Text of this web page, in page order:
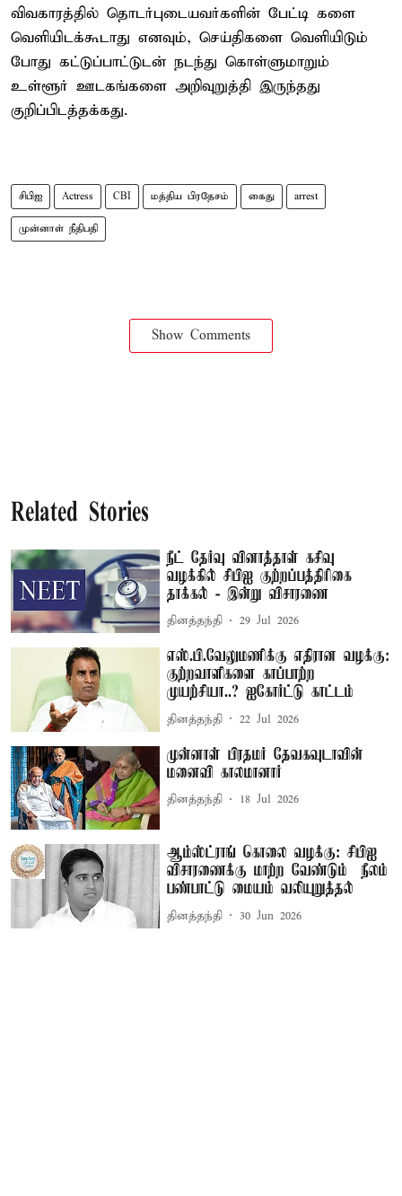
விவகாரத்தில் தொடர்புடையவர்களின் பேட்டி களை
வெளியிடக்கூடாது எனவும், செய்திகளை வெளியிடும்
போது கட்டுப்பாட்டுடன் நடந்து கொள்ளுமாறும்
உள்ளூர் ஊடகங்களை அறிவுறுத்தி இருந்தது
குறிப்பிடத்தக்கது.
சிபிஐ Actress CBI மத்திய பிரதேசம் கைது arrest
முன்னாள் நீதிபதி
Show Comments
Related Stories
நீட் தேர்வு வினாத்தாள் கசிவு
வழக்கில் சிபிஐ குற்றப்பத்திரிகை
தாக்கல் - இன்று விசாரணை
தினத்தந்தி 29 Jul 2026
எஸ்.பி.வேலுமணிக்கு எதிரான வழக்கு:
குற்றவாளிகளை காப்பாற்ற
முயற்சியா..? ஐகோர்ட்டு காட்டம்
தினத்தந்தி 22 Jul 2026
முன்னாள் பிரதமர் தேவகவுடாவின்
மனைவி காலமானார்
தினத்தந்தி 18 Jul 2026
ஆம்ஸ்ட்ராங் கொலை வழக்கு: சிபிஐ
விசாரணைக்கு மாற்ற வேண்டும் – நீலம்
பண்பாட்டு மையம் வலியுறுத்தல்
தினத்தந்தி 30 Jun 2026